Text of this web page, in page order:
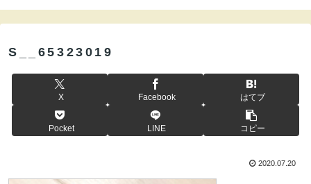
S__65323019
X Facebook はてブ
Pocket LINE コピー
2020.07.20